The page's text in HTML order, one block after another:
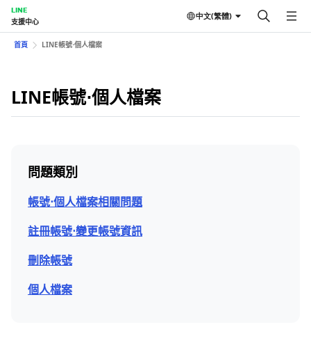
LINE
支援中心
中文(繁體)
首頁 LINE帳號⋅個人檔案
LINE帳號⋅個人檔案
問題類別
帳號⋅個人檔案相關問題
註冊帳號⋅變更帳號資訊
刪除帳號
個人檔案